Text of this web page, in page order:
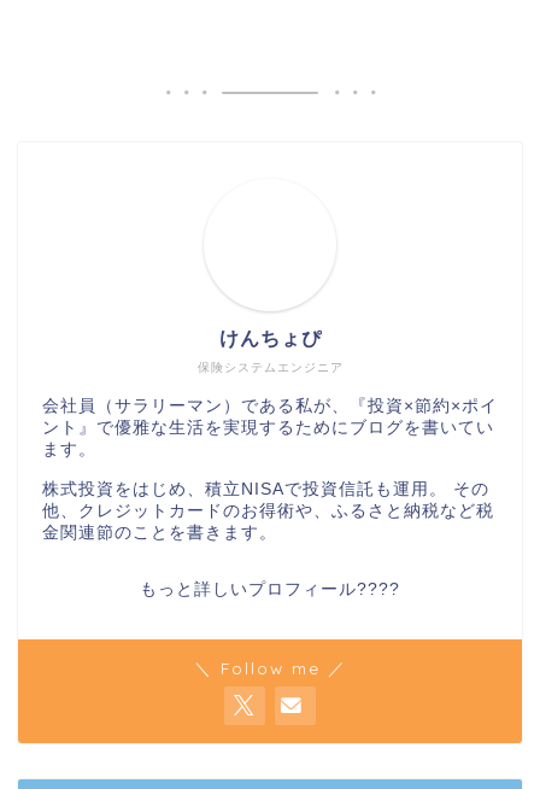
保険システムエンジニア
けんちょぴ
会社員（サラリーマン）である私が、『投資×節約×ポイ
ント』で優雅な生活を実現するためにブログを書いてい
ます。
株式投資をはじめ、積立NISAで投資信託も運用。 その
他、クレジットカードのお得術や、ふるさと納税など税
金関連節のことを書きます。
もっと詳しいプロフィール????
＼ Follow me ／